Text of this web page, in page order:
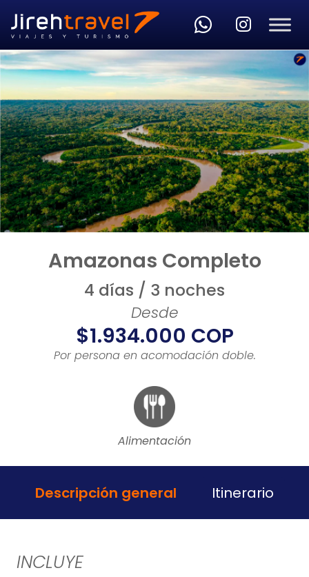
Amazonas Completo
4 días / 3 noches
Desde
$1.934.000 COP
Por persona en acomodación doble.
Alimentación
Descripción general Itinerario
INCLUYE